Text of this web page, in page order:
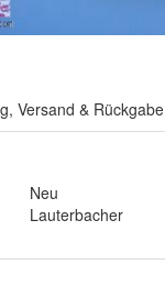
Versand & Rückgabe
Neu
Lauterbacher